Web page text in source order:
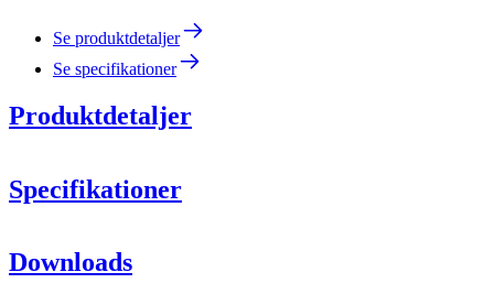
Se produktdetaljer
Se specifikationer
Produktdetaljer
Specifikationer
Produktnummer
Downloads